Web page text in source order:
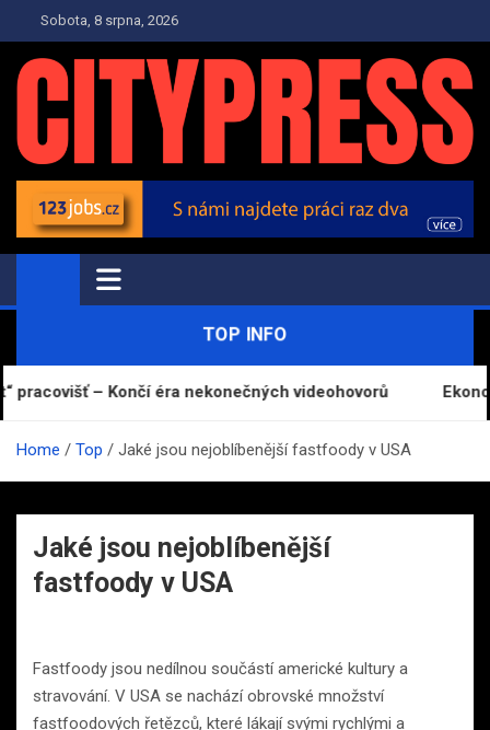
to
content
Sobota, 8 srpna, 2026
TOP.CITYPRESS.CZ
Zpravodajství a Press
TOP INFO
– Končí éra nekonečných videohovorů
Home Top Jaké jsou nejoblíbenější fastfoody v USA
Jaké jsou nejoblíbenější
fastfoody v USA
Fastfoody jsou nedílnou součástí americké kultury a
stravování. V USA se nachází obrovské množství
fastfoodových řetězců, které lákají svými rychlými a